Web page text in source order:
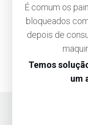
É comum os
bloqueados
depois de
Temos
um